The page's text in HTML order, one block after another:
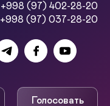
+998 (97) 402-28-20
+998 (97) 037-28-20
Голосовать